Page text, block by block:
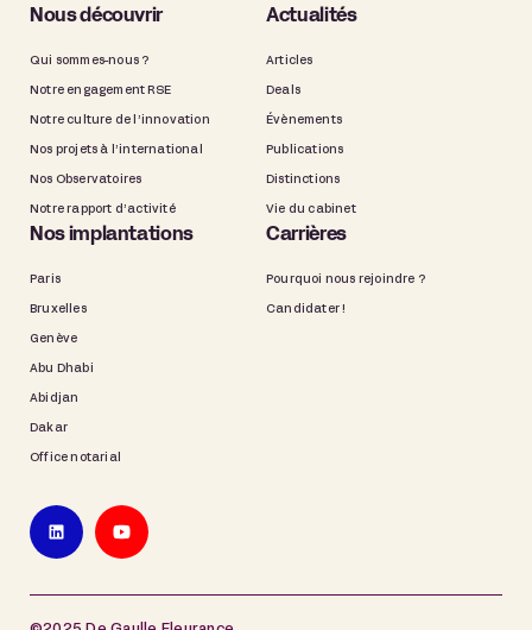
Nous découvrir
Qui sommes-nous ?
Notre engagement RSE
Notre culture de l’innovation
Nos projets à l’international
Nos Observatoires
Notre rapport d’activité
Actualités
Articles
Deals
Évènements
Publications
Distinctions
Vie du cabinet
Nos implantations
Paris
Bruxelles
Genève
Abu Dhabi
Abidjan
Dakar
Office notarial
Carrières
Pourquoi nous rejoindre ?
Candidater !